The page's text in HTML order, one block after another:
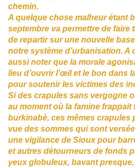
chemin.
A quelque chose malheur étant
septembre va permettre de faire
de repartir sur une nouvelle
notre système d’urbanisation. A
aussi noter que la morale
lieu d’ouvrir l’œil et le bon dans
pour soutenir les victimes des
Si des crapules sans vergogne
au moment où la famine frappait
burkinabè, ces mêmes crapules
vue des sommes qui sont
une vigilance de Sioux pour
et autres détourneurs de fonds
yeux globuleux, bavant